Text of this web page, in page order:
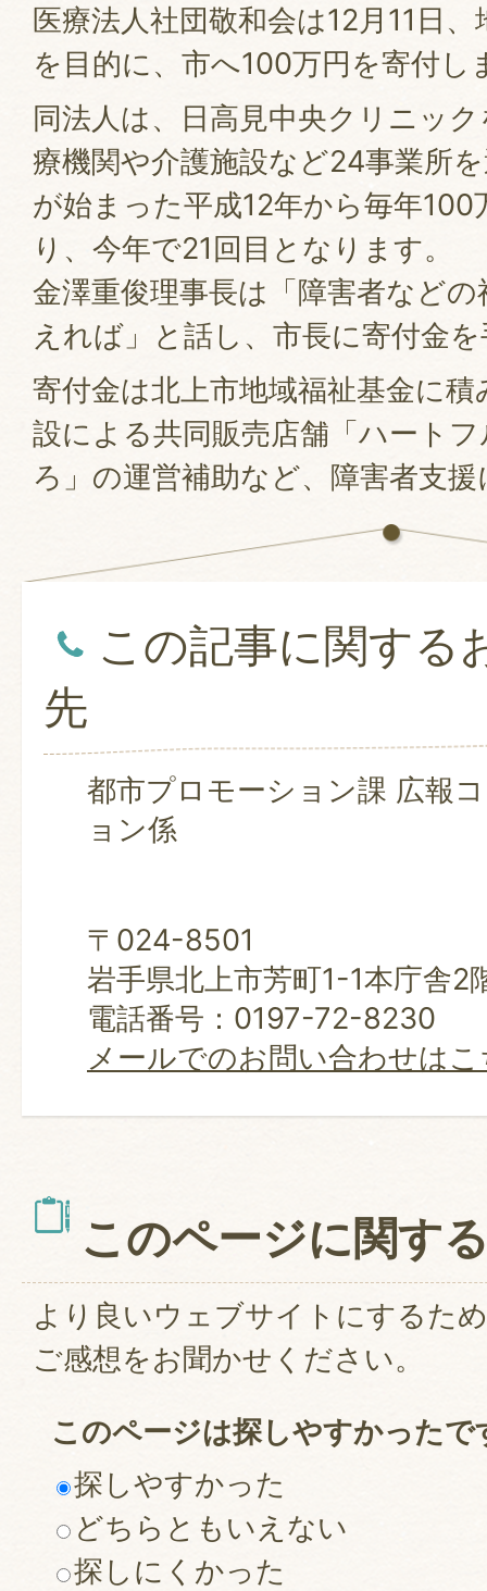
医療法人社団敬和会は12月11日
を目的に、市へ100万円を寄付し
同法人は、日高見中央クリニッ
療機関や介護施設など24事業所
が始まった平成12年から毎年100
り、今年で21回目となります。
金澤重俊理事長は「障害者など
えれば」と話し、市長に寄付金
寄付金は北上市地域福祉基金に
設による共同販売店舗「ハート
ろ」の運営補助など、障害者支
この記事に関する
先
都市プロモーション課 広報
ョン係
〒024-8501
岩手県北上市芳町1-1本庁舎2
電話番号：0197-72-8230
メールでのお問い合わせは
このページに関す
より良いウェブサイトにするた
ご感想をお聞かせください。
このページは探しやすかったで
探しやすかった
どちらともいえない
探しにくかった